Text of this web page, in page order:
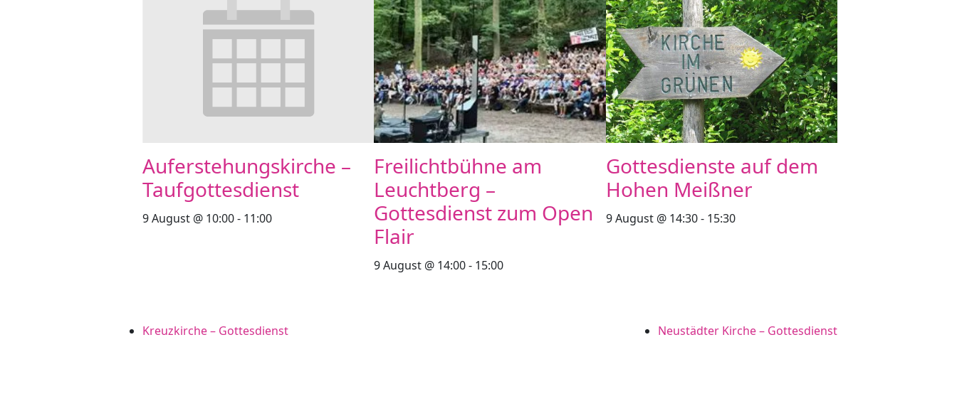
Auferstehungskirche –
Taufgottesdienst
9 August @ 10:00- 11:00
Freilichtbühne am
Leuchtberg –
Gottesdienst zum Open
Flair
9 August @ 14:00- 15:00
Gottesdienste auf dem
Hohen Meißner
9 August @ 14:30- 15:30
Kreuzkirche – Gottesdienst Neustädter Kirche – Gottesdienst